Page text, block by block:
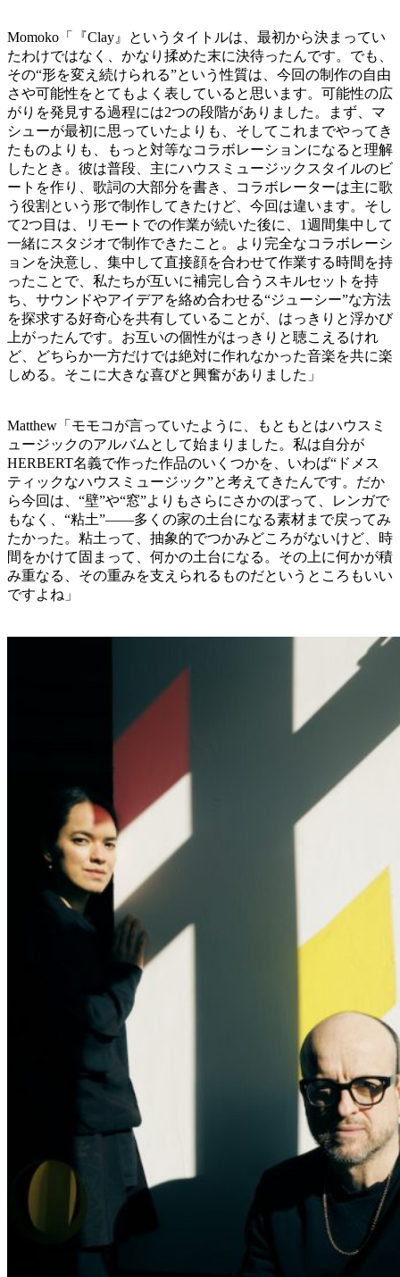
Momoko「『Clay』というタイトルは、最初から決まってい
たわけではなく、かなり揉めた末に決待ったんです。でも、
その“形を変え続けられる”という性質は、今回の制作の自由
さや可能性をとてもよく表していると思います。可能性の広
がりを発見する過程には2つの段階がありました。まず、マ
シューが最初に思っていたよりも、そしてこれまでやってき
たものよりも、もっと対等なコラボレーションになると理解
したとき。彼は普段、主にハウスミュージックスタイルのビ
ートを作り、歌詞の大部分を書き、コラボレーターは主に歌
う役割という形で制作してきたけど、今回は違います。そし
て2つ目は、リモートでの作業が続いた後に、1週間集中して
一緒にスタジオで制作できたこと。より完全なコラボレーシ
ョンを決意し、集中して直接顔を合わせて作業する時間を持
ったことで、私たちが互いに補完し合うスキルセットを持
ち、サウンドやアイデアを絡め合わせる“ジューシー”な方法
を探求する好奇心を共有していることが、はっきりと浮かび
上がったんです。お互いの個性がはっきりと聴こえるけれ
ど、どちらか一方だけでは絶対に作れなかった音楽を共に楽
しめる。そこに大きな喜びと興奮がありました」
Matthew「モモコが言っていたように、もともとはハウスミ
ュージックのアルバムとして始まりました。私は自分が
HERBERT名義で作った作品のいくつかを、いわば“ドメス
ティックなハウスミュージック”と考えてきたんです。だか
ら今回は、“壁”や“窓”よりもさらにさかのぼって、レンガで
もなく、“粘土”——多くの家の土台になる素材まで戻ってみ
たかった。粘土って、抽象的でつかみどころがないけど、時
間をかけて固まって、何かの土台になる。その上に何かが積
み重なる、その重みを支えられるものだというところもいい
ですよね」